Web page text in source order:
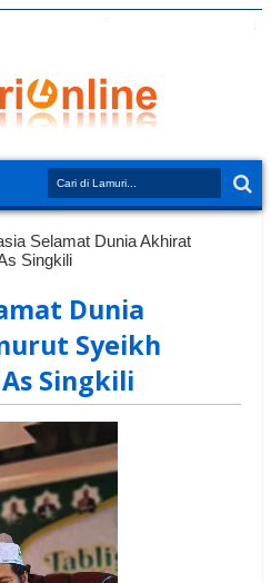
Selamat Dunia Akhirat
Singkili
Dunia
Syeikh
Singkili